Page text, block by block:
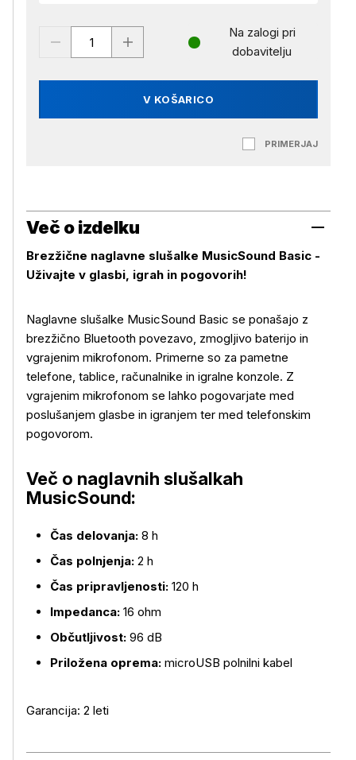
V KOŠARICO
Na zalogi pri
dobavitelju
PRIMERJAJ
Več o izdelku
Več o izdelku
Brezžične naglavne slušalke MusicSound Basic -
Uživajte v glasbi, igrah in pogovorih!
Naglavne slušalke MusicSound Basic se ponašajo z
brezžično Bluetooth povezavo, zmogljivo baterijo in
vgrajenim mikrofonom. Primerne so za pametne
telefone, tablice, računalnike in igralne konzole. Z
vgrajenim mikrofonom se lahko pogovarjate med
poslušanjem glasbe in igranjem ter med telefonskim
pogovorom.
Več o naglavnih slušalkah
MusicSound:
Čas delovanja: 8 h
Čas polnjenja: 2 h
Čas pripravljenosti: 120 h
Impedanca: 16 ohm
Občutljivost: 96 dB
Priložena oprema: microUSB polnilni kabel
Garancija: 2 leti